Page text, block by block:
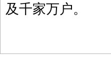
及千家万户。